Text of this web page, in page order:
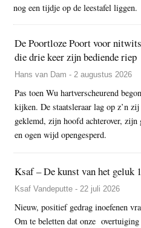
nog een tijdje op de leestafel liggen.
De Poortloze Poort voor
die drie keer zijn bediende riep
Hans van Dam - 2 augustus 2026
Pas toen Wu hartverscheurend
kijken. De staatsleraar lag op z’n
geklemd, zijn hoofd achterover,
en ogen wijd opengesperd.
Ksaf – De kunst van het geluk 1
Ksaf Vandeputte - 22 juli 2026
Nieuw, positief gedrag inoefenen
Om te beletten dat onze